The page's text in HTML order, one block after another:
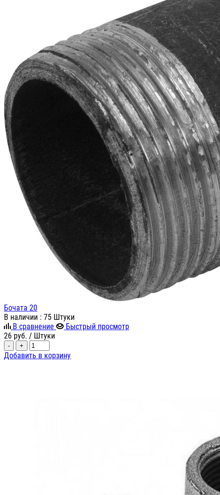
Бочата 20
В наличии : 75 Штуки
В сравнение
Быстрый просмотр
26 руб. / Штуки
- +
Добавить в корзину